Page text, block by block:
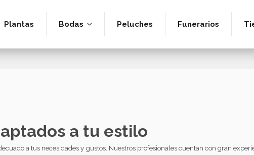
Plantas Bodas Peluches Funerarios
a tu estilo
a tus necesidades y gustos. Nuestros profesionales cuentan con gran